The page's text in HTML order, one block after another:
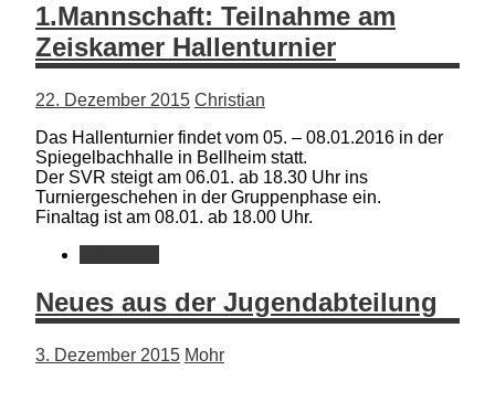
1.Mannschaft: Teilnahme am
Zeiskamer Hallenturnier
22. Dezember 2015 Christian
Das Hallenturnier findet vom 05. – 08.01.2016 in der
Spiegelbachhalle in Bellheim statt.
Der SVR steigt am 06.01. ab 18.30 Uhr ins
Turniergeschehen in der Gruppenphase ein.
Finaltag ist am 08.01. ab 18.00 Uhr.
Neues aus der Jugendabteilung
3. Dezember 2015 Mohr